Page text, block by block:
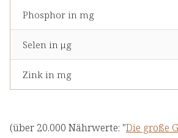
Phosphor in mg
Selen in μg
Zink in mg
(über 20.000 Nährwerte: "Die große